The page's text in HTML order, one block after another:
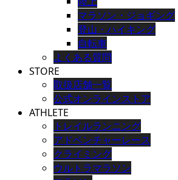
マラソン・ジョギング
登山・ハイキング
自転車
よくある質問
STORE
取扱店舗一覧
公式オンラインストア
ATHLETE
トレイルランニング
アドベンチャーレース
クライミング
ウルトラマラソン